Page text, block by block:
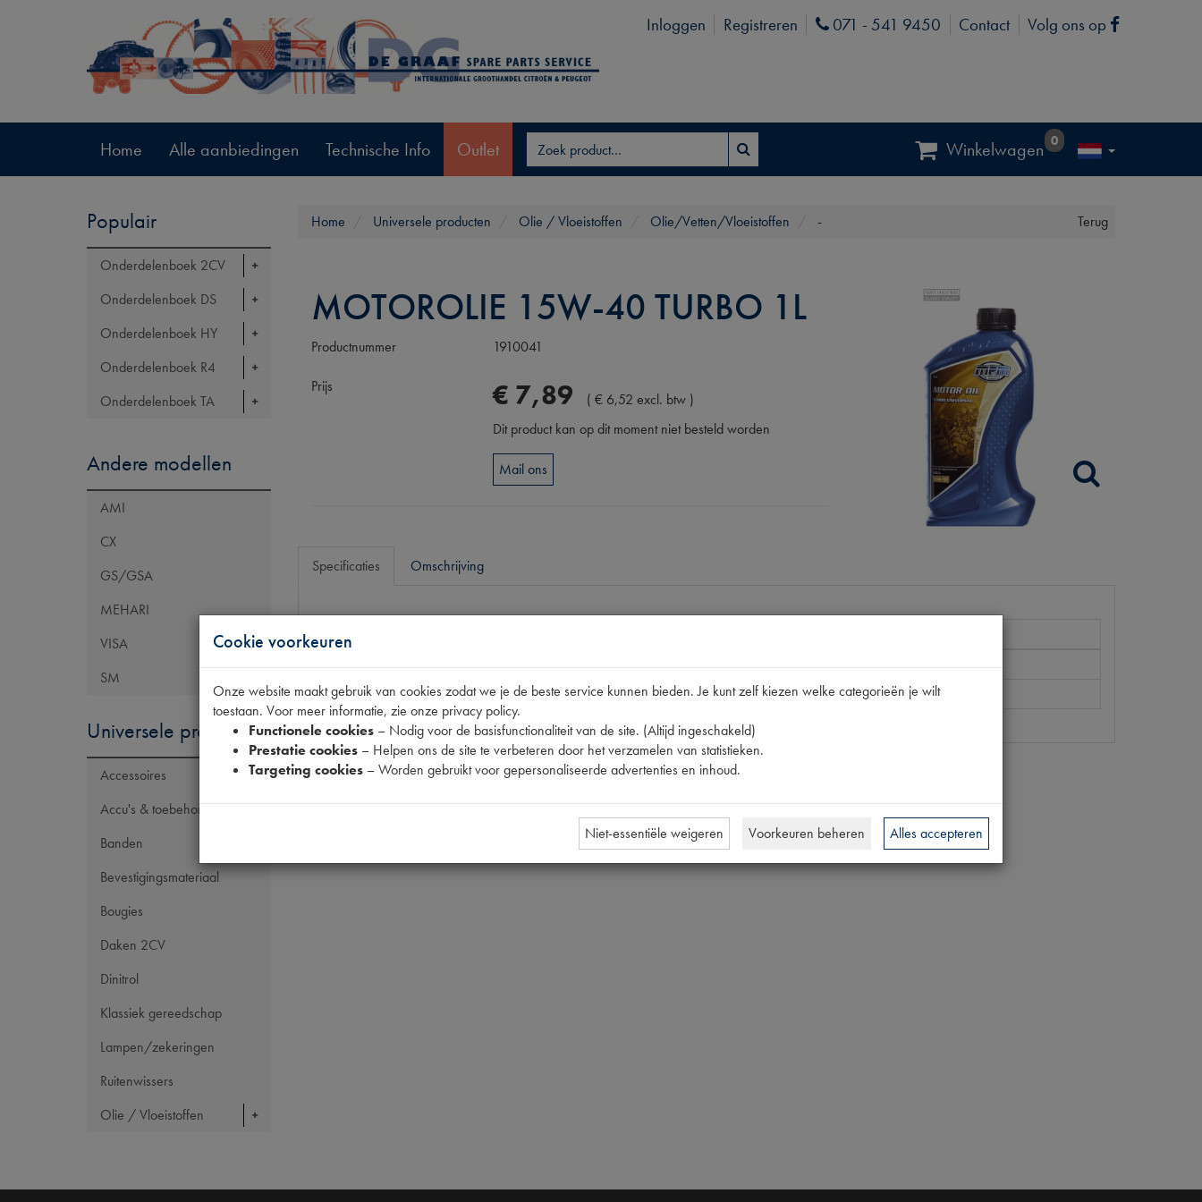
Inloggen Registreren Phone
071 - 541 9450 Contact Volg ons op Facebook
Home Alle aanbiedingen Technische Info Outlet Winkelwagen 0
Populair
Onderdelenboek 2CV
Onderdelenboek DS
Onderdelenboek HY
Onderdelenboek R4
Onderdelenboek TA
Andere modellen
AMI
CX
GS/GSA
MEHARI
VISA
SM
Universele producten
Accessoires
Accu's & toebehoren
Banden
Bevestigingsmateriaal
Bougies
Daken 2CV
Dinitrol
Klassiek gereedschap
Lampen/zekeringen
Ruitenwissers
Olie / Vloeistoffen
Terug
Home Universele producten Olie / Vloeistoffen Olie/Vetten/Vloeistoffen -
MOTOROLIE 15W-40 TURBO 1L
Productnummer 1910041
Prijs € 7,89 (€ 6,52 excl. btw )
Dit product kan op dit moment niet besteld worden
Mail ons
Specificaties Omschrijving
OE Citroën
SJ-CF4**
Codes
2001 | SJ-CF4**
Cookie voorkeuren
Onze website maakt gebruik van cookies zodat we je de beste service kunnen bieden. Je kunt zelf kiezen welke categorieën je wilt
toestaan. Voor meer informatie, zie onze privacy policy.
Functionele cookies – Nodig voor de basisfunctionaliteit van de site. (Altijd ingeschakeld)
Prestatie cookies – Helpen ons de site te verbeteren door het verzamelen van statistieken.
Targeting cookies – Worden gebruikt voor gepersonaliseerde advertenties en inhoud.
Niet-essentiële weigeren Voorkeuren beheren Alles accepteren